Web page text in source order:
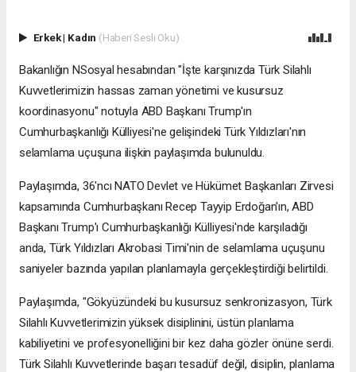
Erkek| Kadın (Haberi Sesli Oku)
Bakanlığın NSosyal hesabından "İşte karşınızda Türk Silahlı
Kuvvetlerimizin hassas zaman yönetimi ve kusursuz
koordinasyonu" notuyla ABD Başkanı Trump'ın
Cumhurbaşkanlığı Külliyesi'ne gelişindeki Türk Yıldızları'nın
selamlama uçuşuna ilişkin paylaşımda bulunuldu.
Paylaşımda, 36'ncı NATO Devlet ve Hükümet Başkanları Zirvesi
kapsamında Cumhurbaşkanı Recep Tayyip Erdoğan'ın, ABD
Başkanı Trump'ı Cumhurbaşkanlığı Külliyesi'nde karşıladığı
anda, Türk Yıldızları Akrobasi Timi'nin de selamlama uçuşunu
saniyeler bazında yapılan planlamayla gerçekleştirdiği belirtildi.
Paylaşımda, "Gökyüzündeki bu kusursuz senkronizasyon, Türk
Silahlı Kuvvetlerimizin yüksek disiplinini, üstün planlama
kabiliyetini ve profesyonelliğini bir kez daha gözler önüne serdi.
Türk Silahlı Kuvvetlerinde başarı tesadüf değil, disiplin, planlama